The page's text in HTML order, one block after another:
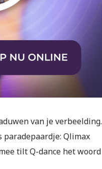
van je verbeelding.
Qlimax
tilt Q-dance het woord